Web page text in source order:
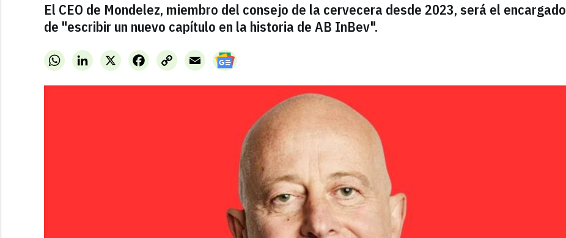
El CEO de Mondelez, miembro del consejo de la cervecera desde 2023, será el encargado
de "escribir un nuevo capítulo en la historia de AB InBev".
WhatsAppLinkedInX FacebookCopy
Link
Email